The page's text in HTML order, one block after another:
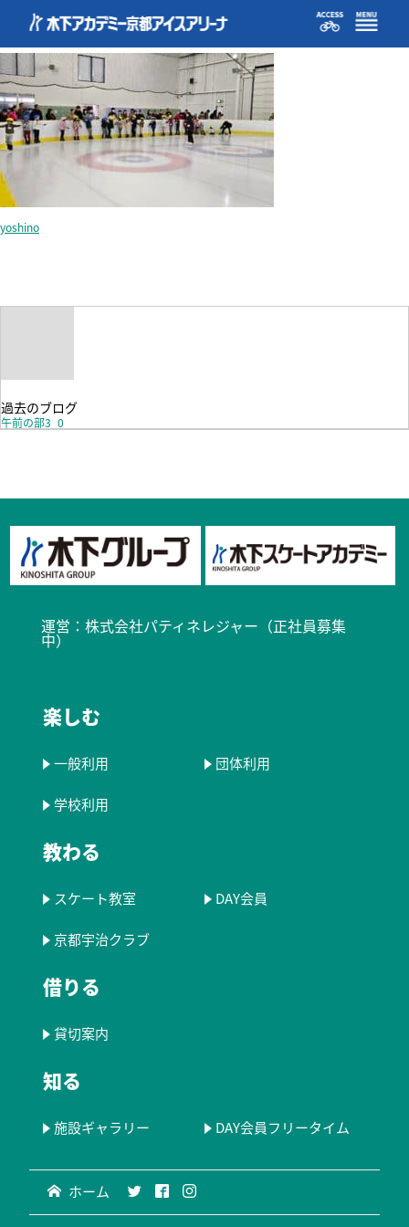
午前の部3_0
yoshino
過去のブログ
午前の部3_0
運営： 株式会社パティネレジャー（正社員募集
中）​
楽しむ
一般利用 団体利用
学校利用
教わる
スケート教室 DAY会員
京都宇治クラブ
借りる
貸切案内
知る
施設ギャラリー DAY会員フリータイム
ホーム